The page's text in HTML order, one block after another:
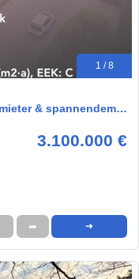
1 / 8
& spannendem…
3.100.000 €
➦ ➜